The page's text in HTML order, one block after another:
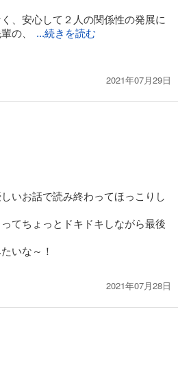
、安心して２人の関係性の発展に
の、
...続きを読む
2021年07月29日
いお話で読み終わってほっこりし
てちょっとドキドキしながら最後
いな～！
2021年07月28日